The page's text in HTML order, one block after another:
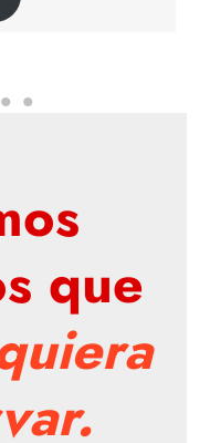
que